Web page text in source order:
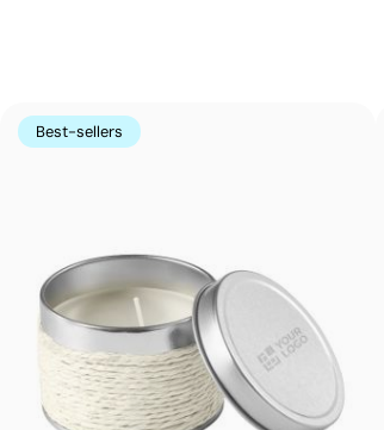
Apporte un détail
Tissu en coton au
Idéal pour des
S’intègre
accessoires textiles
Best-sellers